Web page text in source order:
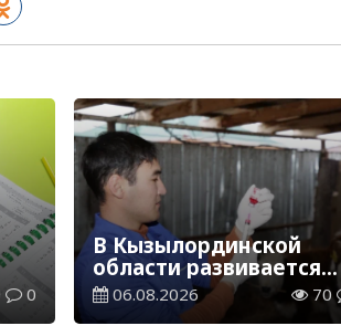
0
В Кызылординской
области развивается
ветеринарная отрасль
06.08.2026 70